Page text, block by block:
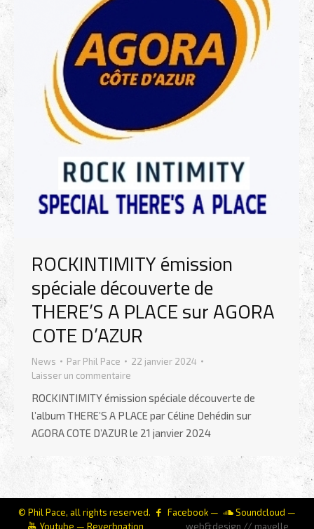
ROCKINTIMITY émission
spéciale découverte de
THERE’S A PLACE sur AGORA
COTE D’AZUR
News Par Phil Pace
22 janvier 2024
Laisser un commentaire
ROCKINTIMITY émission spéciale découverte de
l’album THERE’S A PLACE par Céline Dehédin sur
AGORA COTE D’AZUR le 21 janvier 2024
© Phil Pace, all rights reserved. Facebook — Soundcloud —
Youtube —Reverbnation web&design // mayelle